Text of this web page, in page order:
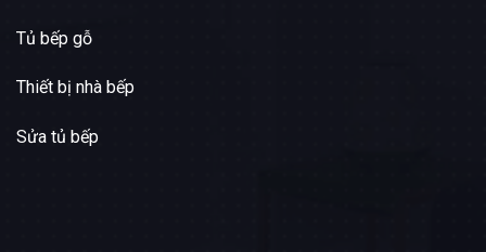
Tủ bếp gỗ
Thiết bị nhà bếp
Sửa tủ bếp